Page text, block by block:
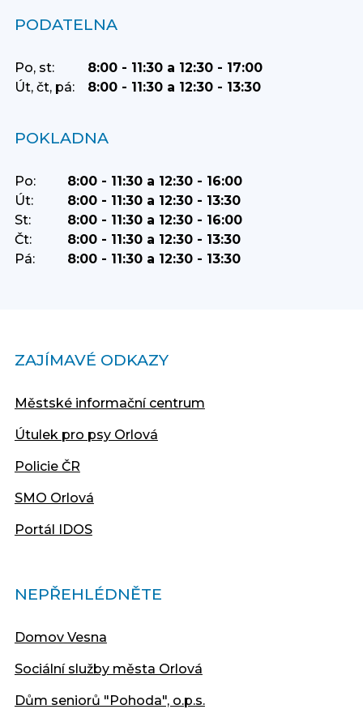
PODATELNA
Po, st:
8:00 - 11:30 a 12:30 - 17:00
Út, čt, pá:
8:00 - 11:30 a 12:30 - 13:30
POKLADNA
Po:
8:00 - 11:30 a 12:30 - 16:00
Út:
8:00 - 11:30 a 12:30 - 13:30
St:
8:00 - 11:30 a 12:30 - 16:00
Čt:
8:00 - 11:30 a 12:30 - 13:30
Pá:
8:00 - 11:30 a 12:30 - 13:30
ZAJÍMAVÉ ODKAZY
Městské informační centrum
Útulek pro psy Orlová
Policie ČR
SMO Orlová
Portál IDOS
NEPŘEHLÉDNĚTE
Domov Vesna
Sociální služby města Orlová
Dům seniorů "Pohoda", o.p.s.